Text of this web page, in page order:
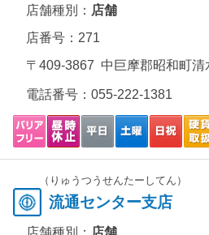
店舗種別： 店舗
店番号：271
〒409-3867 中巨摩郡昭和町清
電話番号： 055-222-1381
（りゅうつうせんたーしてん）
流通センター支店
店舗種別： 店舗